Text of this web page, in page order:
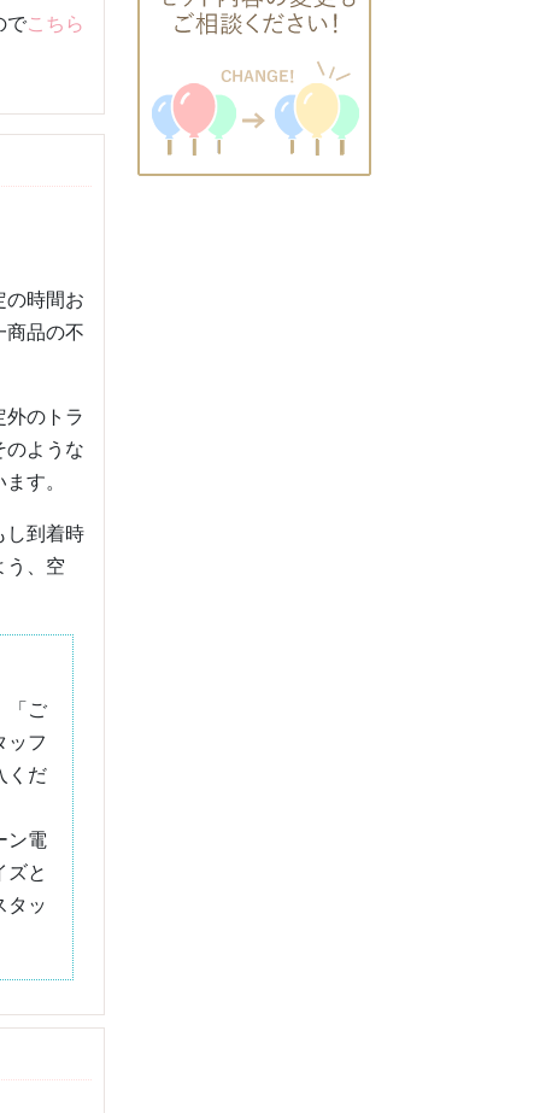
でこちら
の時間お
商品の不
のトラ
のような
す。
し到着時
う、空
「ご
ッフ
くだ
ン電
ズと
タッ